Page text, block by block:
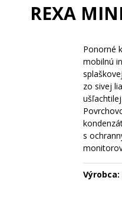
REXA
Ponorné
mobilnú
zo sivej
s
Výrobca: